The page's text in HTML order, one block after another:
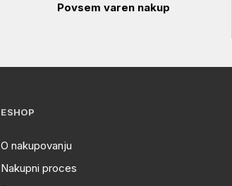
Povsem varen nakup
ESHOP
O nakupovanju
Nakupni proces